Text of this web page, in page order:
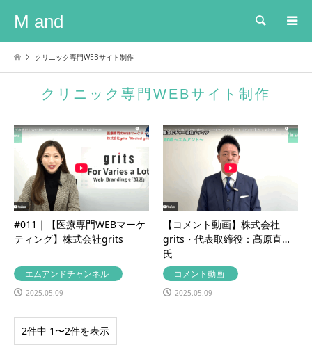
M and 検索
クリニック専門WEBサイト制作
クリニック専門WEBサイト制作
#011｜【医療専門WEBマーケ
ティング】株式会社grits
エムアンドチャンネル
2025.05.09
【コメント動画】株式会社
grits・代表取締役：髙原直人
氏
コメント動画
2025.05.09
2件中 1〜2件を表示